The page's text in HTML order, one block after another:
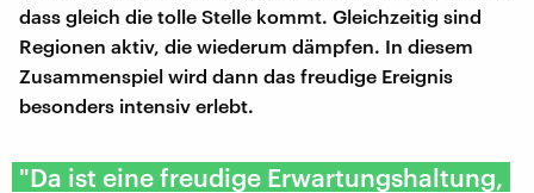
dass gleich die tolle Stelle kommt. Gleichzeitig sind
Regionen aktiv, die wiederum dämpfen. In diesem
Zusammenspiel wird dann das freudige Ereignis
besonders intensiv erlebt.
"Da ist eine freudige Erwartungshaltung,